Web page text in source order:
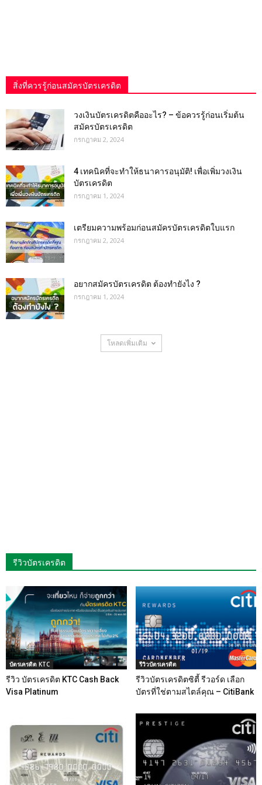
สิ่งที่ควรรู้ก่อนสมัครบัตรเครดิต
วงเงินบัตรเครดิตคืออะไร? – ข้อควรรู้ก่อนเริ่มต้น
สมัครบัตรเครดิต
กรกฎาคม 2, 2024
4 เทคนิคที่จะทำให้ธนาคารอนุมัติ! เพื่อเพิ่มวงเงิน
บัตรเครดิต
กรกฎาคม 1, 2024
เตรียมความพร้อมก่อนสมัครบัตรเครดิตใบแรก
กรกฎาคม 2, 2024
อยากสมัครบัตรเครดิต ต้องทำยังไง ?
กรกฎาคม 1, 2024
โหลดเพิ่มเติม
รีวิวบัตรเครดิต
บัตรเครดิต KTC
รีวิว บัตรเครดิต KTC Cash Back
Visa Platinum
รีวิวบัตรเครดิต
รีวิวบัตรเครดิตซิตี้ รีวอร์ด เลือก
บัตรที่ใช่ตามสไตล์คุณ – CitiBank